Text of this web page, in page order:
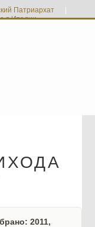
Патриархат
в Италии
2011,